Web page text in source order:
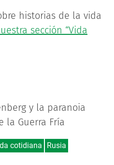
historias de la vida
sección “Vida
y la paranoia
la Guerra Fría
cotidiana
Rusia